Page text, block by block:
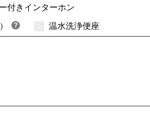
付きインターホン
？
ヒ
ーネット対応について
温水洗浄便座